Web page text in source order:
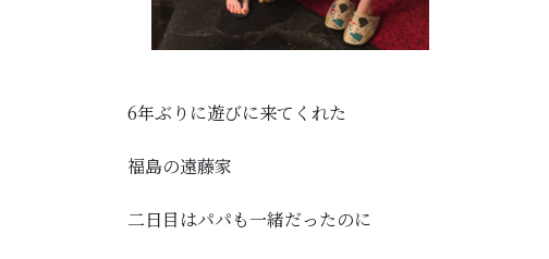
6年ぶりに遊びに来てくれた
福島の遠藤家
二日目はパパも一緒だったのに